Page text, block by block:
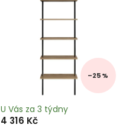
–25 %
U Vás za 3 týdny
4 316 Kč